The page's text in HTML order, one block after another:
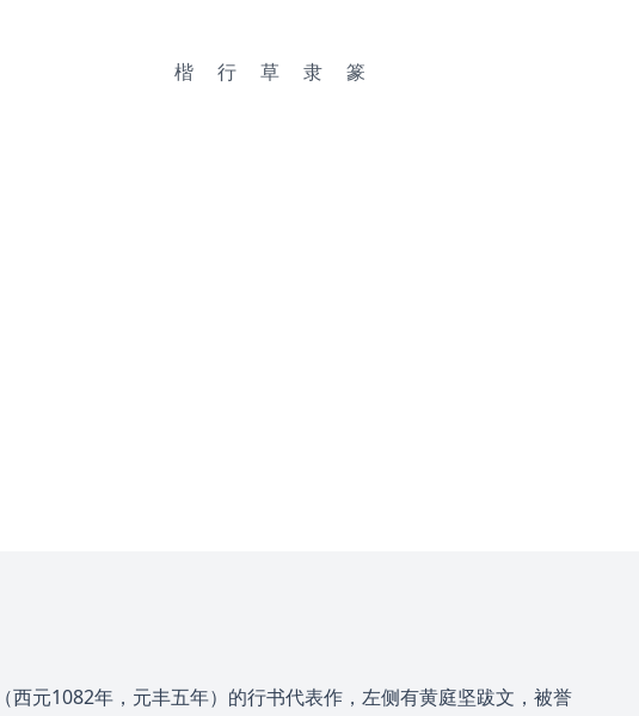
楷 行 草 隶 篆
元1082年，元丰五年）的行书代表作，左侧有黄庭坚跋文，被誉